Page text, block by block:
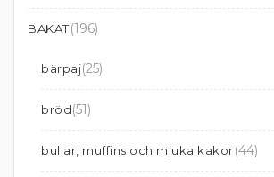
BAKAT(196)
bärpaj(25)
bröd(51)
bullar, muffins och mjuka kakor(44)